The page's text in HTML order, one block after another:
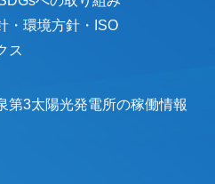
・環境方針・ISO
ス
第3太陽光発電所の稼働情報